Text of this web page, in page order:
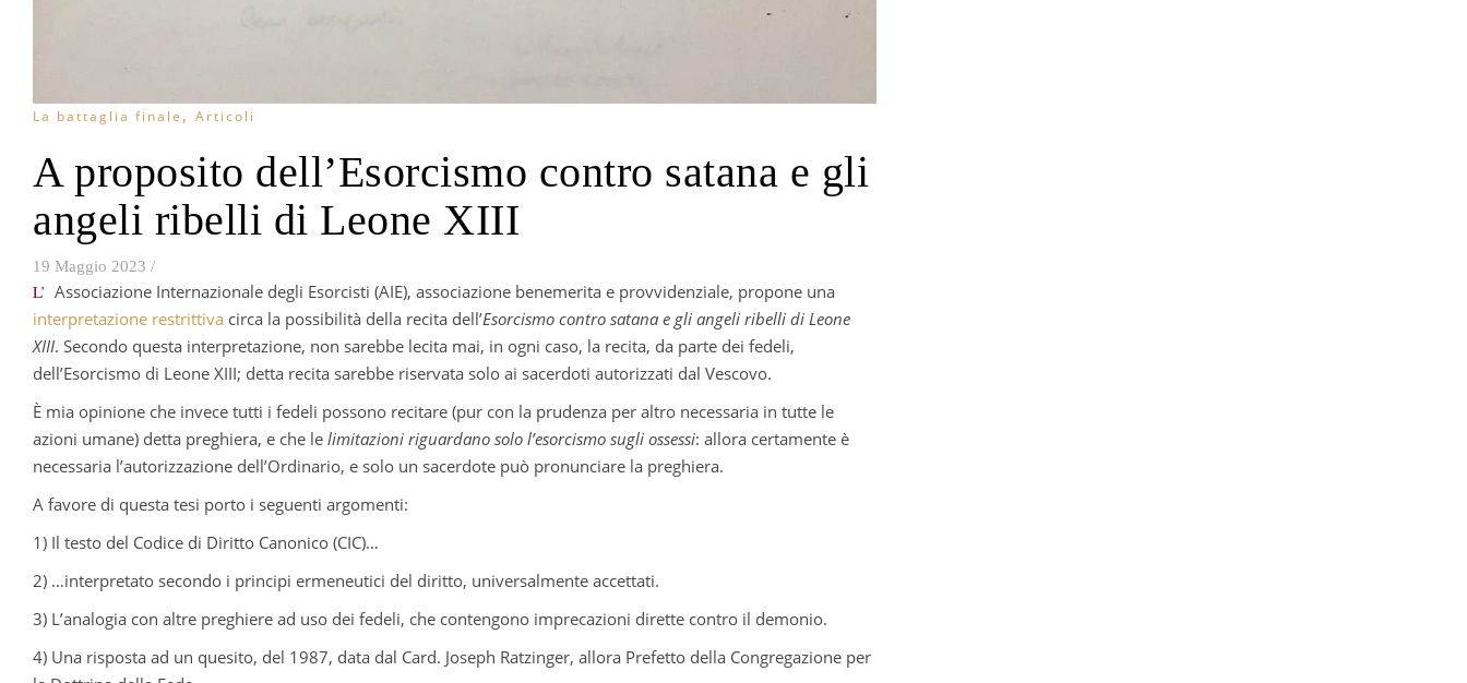
La battaglia finale , Articoli
A proposito dell’Esorcismo contro satana e gli
angeli ribelli di Leone XIII
19 Maggio 2023 /
L’Associazione Internazionale degli Esorcisti (AIE), associazione benemerita e provvidenziale, propone una
interpretazione restrittiva circa la possibilità della recita dell’Esorcismo contro satana e gli angeli ribelli di Leone
XIII. Secondo questa interpretazione, non sarebbe lecita mai, in ogni caso, la recita, da parte dei fedeli,
dell’Esorcismo di Leone XIII; detta recita sarebbe riservata solo ai sacerdoti autorizzati dal Vescovo.
È mia opinione che invece tutti i fedeli possono recitare (pur con la prudenza per altro necessaria in tutte le
azioni umane) detta preghiera, e che le limitazioni riguardano solo l’esorcismo sugli ossessi: allora certamente è
necessaria l’autorizzazione dell’Ordinario, e solo un sacerdote può pronunciare la preghiera.
A favore di questa tesi porto i seguenti argomenti:
1) Il testo del Codice di Diritto Canonico (CIC)…
2) …interpretato secondo i principi ermeneutici del diritto, universalmente accettati.
3) L’analogia con altre preghiere ad uso dei fedeli, che contengono imprecazioni dirette contro il demonio.
4) Una risposta ad un quesito, del 1987, data dal Card. Joseph Ratzinger, allora Prefetto della Congregazione per